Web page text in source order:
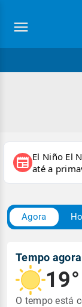
newspaper El Niño El
até a
Agora
Tempo
19°
O tempo está